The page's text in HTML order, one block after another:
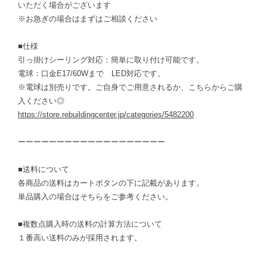
いただく場合がございます
※お急ぎの場合はまずはご相談ください
■仕様
引っ掛けシーリング対応：簡単に取り付け可能です。
電球：口金E17/60Wまで LED対応です。
※電球は別売りです。ご自身でご用意されるか、こちらからご購
入ください◎
https://store.rebuildingcenter.jp/categories/5482200
ーーーーーーーーーーーーーーーーーーー
■送料について
各商品の送料はカートボタンの下に記載があります。
単品購入の場合はそちらをご参考ください。
■複数点購入時の送料の計算方法について
１番高い送料のみが採用されます。